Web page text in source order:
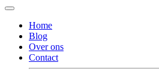
Home
Blog
Over ons
Contact